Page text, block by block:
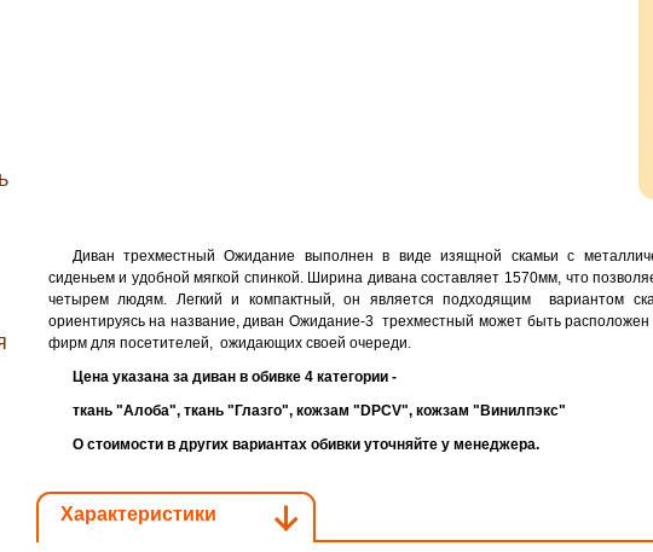
Диван трехместный Ожидание выполнен в виде изящной скамьи с
сиденьем и удобной мягкой спинкой. Ширина дивана составляет 1570мм, что
четырем людям. Легкий и компактный, он является подходящим вариантом
ориентируясь на название, диван Ожидание-3 трехместный может быть
фирм для посетителей, ожидающих своей очереди.
Цена указана за диван в обивке 4 категории -
ткань "Алоба", ткань "Глазго", кожзам "DPCV", кожзам "Винилпэкс"
О стоимости в других вариантах обивки уточняйте у менеджера.
Характеристики